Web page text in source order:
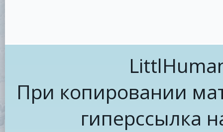
При копировании
гиперссылка